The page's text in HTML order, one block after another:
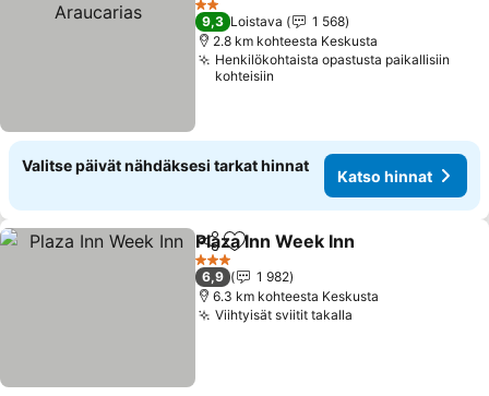
2 Tähtiluokitus
9,3 Loistava
1 568
2.8 km kohteesta Keskusta
Henkilökohtaista opastusta paikallisiin
kohteisiin
Valitse päivät nähdäksesi tarkat hinnat
Katso hinnat
Jaa Lisää suosikkeihin
Plaza Inn Week Inn
3 Tähtiluokitus
6,9
1 982
6.3 km kohteesta Keskusta
Viihtyisät sviitit takalla